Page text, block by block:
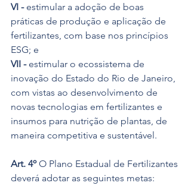
VI - estimular a adoção de boas
práticas de produção e aplicação de
fertilizantes, com base nos princípios
ESG; e
VII - estimular o ecossistema de
inovação do Estado do Rio de Janeiro,
com vistas ao desenvolvimento de
novas tecnologias em fertilizantes e
insumos para nutrição de plantas, de
maneira competitiva e sustentável.
Art. 4º O Plano Estadual de Fertilizantes
deverá adotar as seguintes metas: